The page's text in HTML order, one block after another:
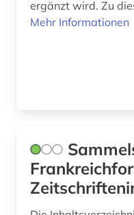
fachliteratur (1)
fid romanistik (1)
ergänzt
Mehr Informationen